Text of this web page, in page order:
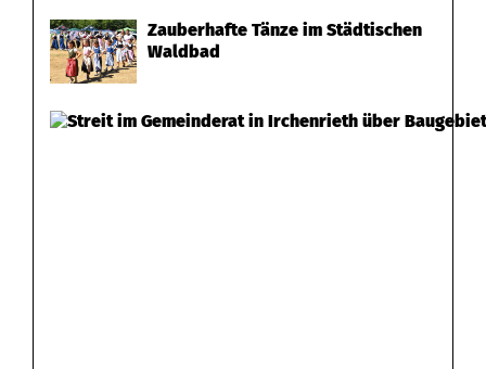
Zauberhafte Tänze im Städtischen
Waldbad